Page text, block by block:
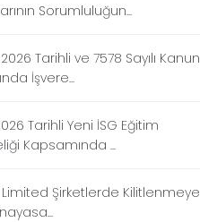
Sorumluluğun...
Tarihli ve 7578 Sayılı Kanun
İşvere...
Tarihli Yeni İSG Eğitim
Kapsamında ...
Limited Şirketlerde Kilitlenmeye